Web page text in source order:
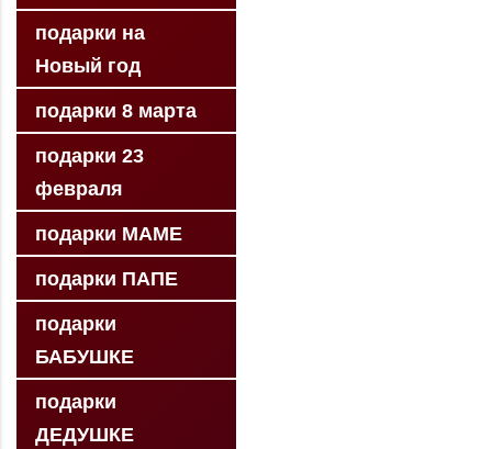
подарки на
Новый год
подарки 8 марта
подарки 23
февраля
подарки МАМЕ
подарки ПАПЕ
подарки
БАБУШКЕ
подарки
ДЕДУШКЕ